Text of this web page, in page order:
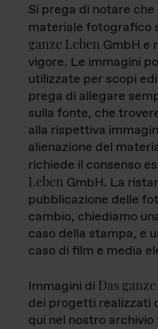
Si prega di notare
materiale fotografico
ganze Leben GmbH e
vigore. Le immagini
utilizzate per scopi
prega di allegare
sulla fonte, che
alla rispettiva
alienazione del
richiede il consenso
Leben GmbH. La
pubblicazione delle
cambio, chiediamo
caso della stampa, e
caso di film e media
Immagini di Das
dei progetti realizzati
qui nel nostro